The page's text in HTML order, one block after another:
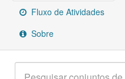
SobreFluxo de Atividades
Sobre